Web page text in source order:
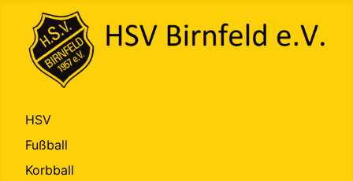
HSV
Fußball
Korbball